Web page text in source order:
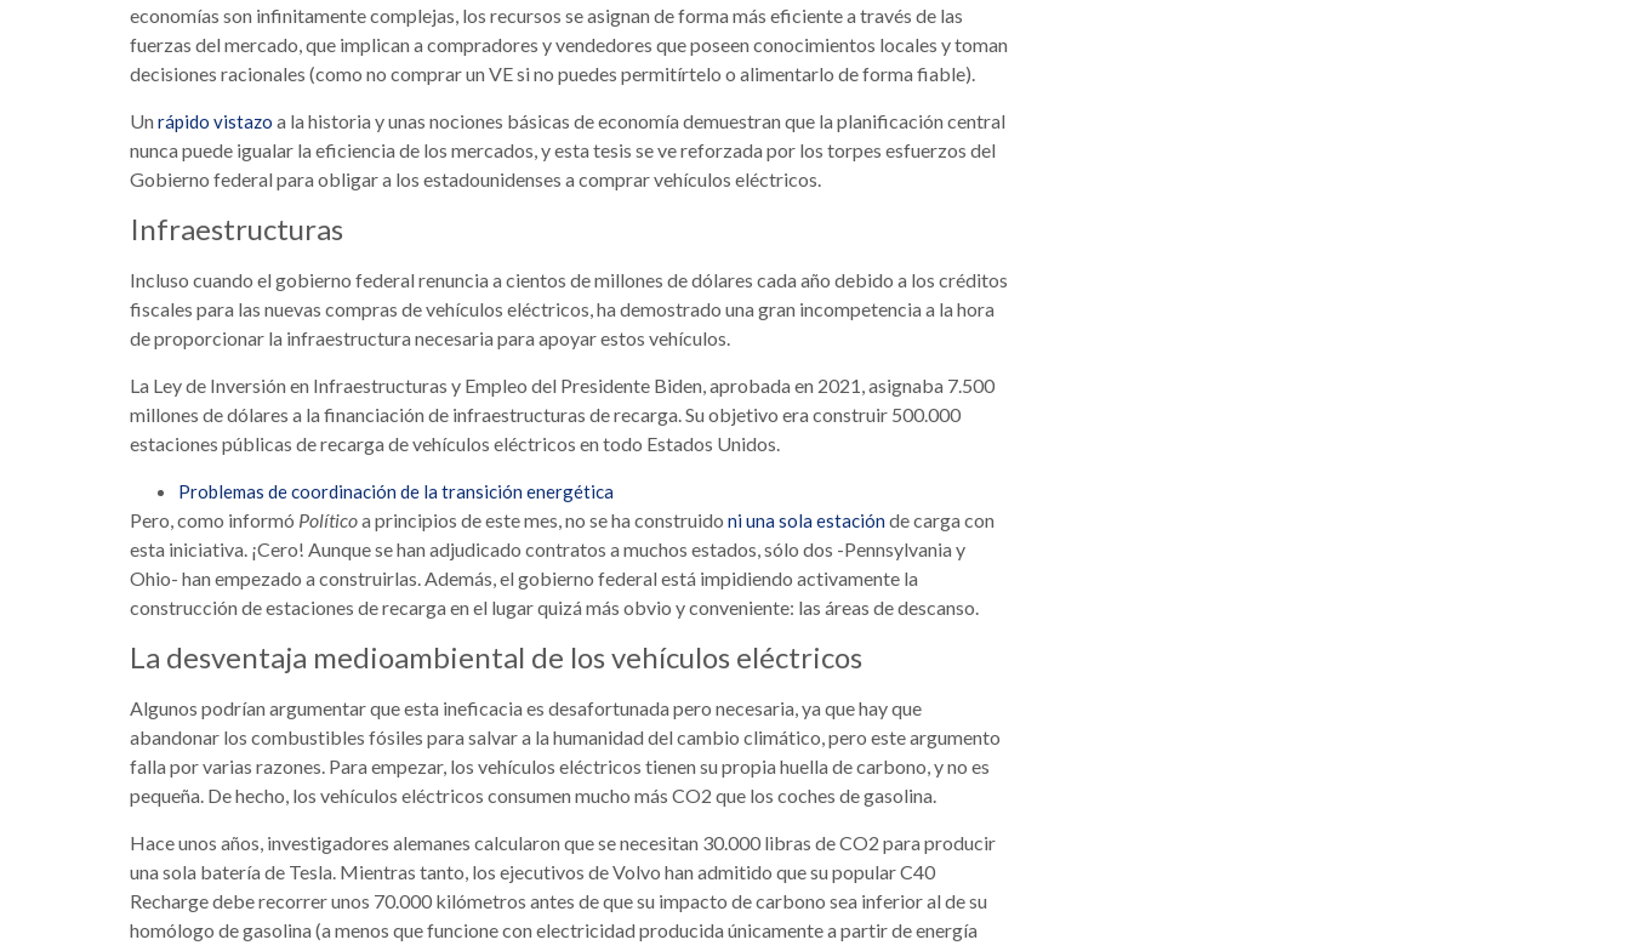
economías son infinitamente complejas, los recursos se asignan de forma más eficiente a través de las
fuerzas del mercado, que implican a compradores y vendedores que poseen conocimientos locales y toman
decisiones racionales (como no comprar un VE si no puedes permitírtelo o alimentarlo de forma fiable).
Unrápido vistazo a la historia y unas nociones básicas de economía demuestran que la planificación central
nunca puede igualar la eficiencia de los mercados, y esta tesis se ve reforzada por los torpes esfuerzos del
Gobierno federal para obligar a los estadounidenses a comprar vehículos eléctricos.
Infraestructuras
Incluso cuando el gobierno federal renuncia a cientos de millones de dólares cada año debido a los créditos
fiscales para las nuevas compras de vehículos eléctricos, ha demostrado una gran incompetencia a la hora
de proporcionar la infraestructura necesaria para apoyar estos vehículos.
La Ley de Inversión en Infraestructuras y Empleo del Presidente Biden, aprobada en 2021, asignaba 7.500
millones de dólares a la financiación de infraestructuras de recarga. Su objetivo era construir 500.000
estaciones públicas de recarga de vehículos eléctricos en todo Estados Unidos.
Problemas de coordinación de la transición energética
Pero, como informó Políticoa principios de este mes, no se ha construido ni una sola estación de carga con
esta iniciativa. ¡Cero! Aunque se han adjudicado contratos a muchos estados, sólo dos -Pennsylvania y
Ohio- han empezado a construirlas. Además, el gobierno federal está impidiendo activamente la
construcción de estaciones de recarga en el lugar quizá más obvio y conveniente: las áreas de descanso.
La desventaja medioambiental de los vehículos eléctricos
Algunos podrían argumentar que esta ineficacia es desafortunada pero necesaria, ya que hay que
abandonar los combustibles fósiles para salvar a la humanidad del cambio climático, pero este argumento
falla por varias razones. Para empezar, los vehículos eléctricos tienen su propia huella de carbono, y no es
pequeña. De hecho, los vehículos eléctricos consumen mucho más CO2 que los coches de gasolina.
Hace unos años, investigadores alemanes calcularon que se necesitan 30.000 libras de CO2 para producir
una sola batería de Tesla. Mientras tanto, los ejecutivos de Volvo han admitido que su popular C40
Recharge debe recorrer unos 70.000 kilómetros antes de que su impacto de carbono sea inferior al de su
homólogo de gasolina (a menos que funcione con electricidad producida únicamente a partir de energía